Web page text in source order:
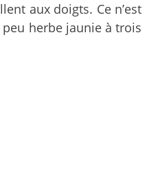
aux doigts. Ce n’est
herbe jaunie à trois